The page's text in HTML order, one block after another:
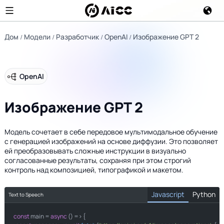
Дом Модели Разработчик OpenAI Изображение GPT 2
OpenAI
Изображение GPT 2
Модель сочетает в себе передовое мультимодальное обучение
с генерацией изображений на основе диффузии. Это позволяет
ей преобразовывать сложные инструкции в визуально
согласованные результаты, сохраняя при этом строгий
контроль над композицией, типографикой и макетом.
Text to Speech Javascript Python
const main = async () => {
import requests